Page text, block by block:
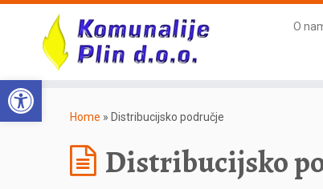
Open toolbar
O
Home » Distribucijsko područje
Distribucijsko